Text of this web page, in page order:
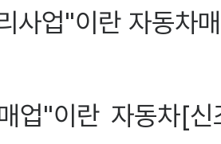
사업"이란 자동차
업"이란 자동차[